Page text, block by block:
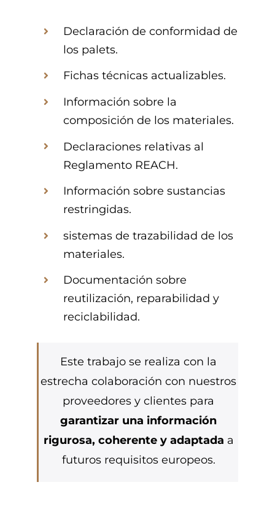
Declaración de conformidad de
los palets.
Fichas técnicas actualizables.
Información sobre la
composición de los materiales.
Declaraciones relativas al
Reglamento REACH.
Información sobre sustancias
restringidas.
sistemas de trazabilidad de los
materiales.
Documentación sobre
reutilización, reparabilidad y
reciclabilidad.
Este trabajo se realiza con la
estrecha colaboración con nuestros
proveedores y clientes para
garantizar una información
rigurosa, coherente y adaptada a
futuros requisitos europeos.